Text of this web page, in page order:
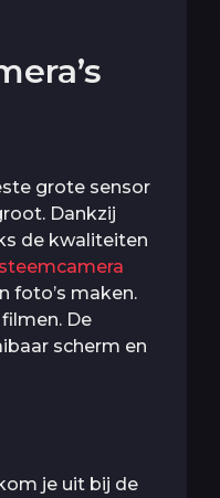
grote sensor
Dankzij
de kwaliteiten
foto’s maken.
De
scherm en
je uit bij de